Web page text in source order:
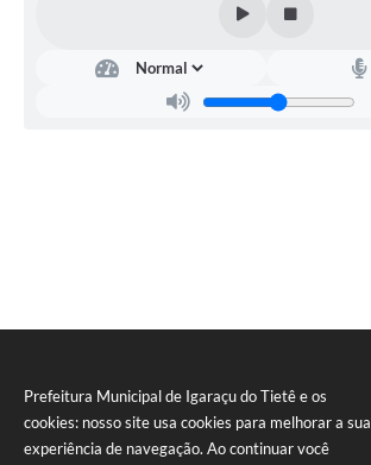
Prefeitura Municipal de Igaraçu do Tietê e os
cookies: nosso site usa cookies para melhorar a sua
experiência de navegação. Ao continuar você